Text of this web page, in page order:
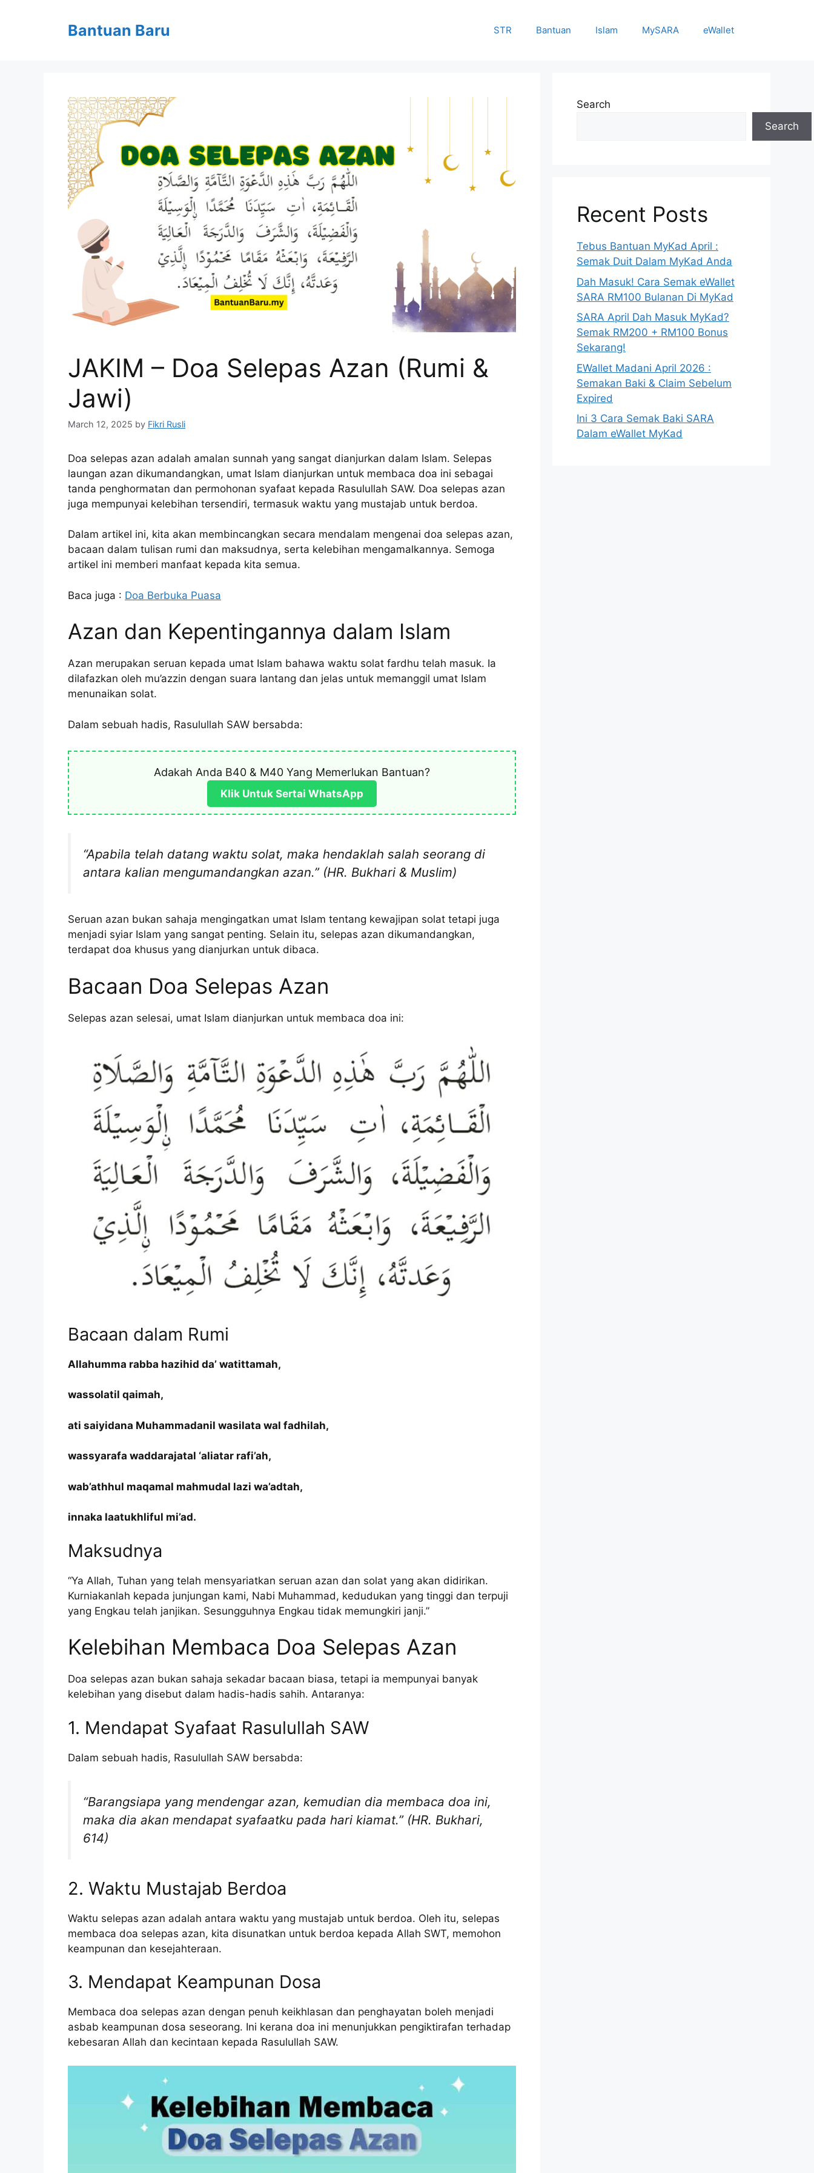
Bantuan Baru STR Bantuan Islam MySARA eWallet
JAKIM – Doa Selepas Azan (Rumi &
Jawi)
March 12, 2025 by Fikri Rusli
Doa selepas azan adalah amalan sunnah yang sangat dianjurkan dalam Islam. Selepas
laungan azan dikumandangkan, umat Islam dianjurkan untuk membaca doa ini sebagai
tanda penghormatan dan permohonan syafaat kepada Rasulullah SAW. Doa selepas azan
juga mempunyai kelebihan tersendiri, termasuk waktu yang mustajab untuk berdoa.
Dalam artikel ini, kita akan membincangkan secara mendalam mengenai doa selepas azan,
bacaan dalam tulisan rumi dan maksudnya, serta kelebihan mengamalkannya. Semoga
artikel ini memberi manfaat kepada kita semua.
Baca juga : Doa Berbuka Puasa
Azan dan Kepentingannya dalam Islam
Azan merupakan seruan kepada umat Islam bahawa waktu solat fardhu telah masuk. Ia
dilafazkan oleh mu’azzin dengan suara lantang dan jelas untuk memanggil umat Islam
menunaikan solat.
Dalam sebuah hadis, Rasulullah SAW bersabda:
Adakah Anda B40 & M40 Yang Memerlukan Bantuan?
Klik Untuk Sertai WhatsApp
“Apabila telah datang waktu solat, maka hendaklah salah seorang di
antara kalian mengumandangkan azan.” (HR. Bukhari & Muslim)
Seruan azan bukan sahaja mengingatkan umat Islam tentang kewajipan solat tetapi juga
menjadi syiar Islam yang sangat penting. Selain itu, selepas azan dikumandangkan,
terdapat doa khusus yang dianjurkan untuk dibaca.
Bacaan Doa Selepas Azan
Selepas azan selesai, umat Islam dianjurkan untuk membaca doa ini:
Bacaan dalam Rumi
Allahumma rabba hazihid da’ watittamah,
wassolatil qaimah,
ati saiyidana Muhammadanil wasilata wal fadhilah,
wassyarafa waddarajatal ‘aliatar rafi’ah,
wab’athhul maqamal mahmudal lazi wa’adtah,
innaka laatukhliful mi’ad.
Maksudnya
“Ya Allah, Tuhan yang telah mensyariatkan seruan azan dan solat yang akan didirikan.
Kurniakanlah kepada junjungan kami, Nabi Muhammad, kedudukan yang tinggi dan terpuji
yang Engkau telah janjikan. Sesungguhnya Engkau tidak memungkiri janji.”
Kelebihan Membaca Doa Selepas Azan
Doa selepas azan bukan sahaja sekadar bacaan biasa, tetapi ia mempunyai banyak
kelebihan yang disebut dalam hadis-hadis sahih. Antaranya:
1. Mendapat Syafaat Rasulullah SAW
Dalam sebuah hadis, Rasulullah SAW bersabda:
“Barangsiapa yang mendengar azan, kemudian dia membaca doa ini,
maka dia akan mendapat syafaatku pada hari kiamat.” (HR. Bukhari,
614)
2. Waktu Mustajab Berdoa
Waktu selepas azan adalah antara waktu yang mustajab untuk berdoa. Oleh itu, selepas
membaca doa selepas azan, kita disunatkan untuk berdoa kepada Allah SWT, memohon
keampunan dan kesejahteraan.
3. Mendapat Keampunan Dosa
Membaca doa selepas azan dengan penuh keikhlasan dan penghayatan boleh menjadi
asbab keampunan dosa seseorang. Ini kerana doa ini menunjukkan pengiktirafan terhadap
kebesaran Allah dan kecintaan kepada Rasulullah SAW.
Search
Search
Recent Posts
Tebus Bantuan MyKad April :
Semak Duit Dalam MyKad Anda
Dah Masuk! Cara Semak eWallet
SARA RM100 Bulanan Di MyKad
SARA April Dah Masuk MyKad?
Semak RM200 + RM100 Bonus
Sekarang!
EWallet Madani April 2026 :
Semakan Baki & Claim Sebelum
Expired
Ini 3 Cara Semak Baki SARA
Dalam eWallet MyKad